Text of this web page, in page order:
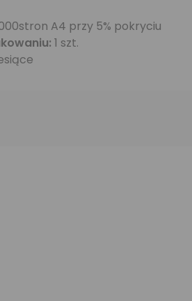
A4 przy 5% pokryciu
1 szt.